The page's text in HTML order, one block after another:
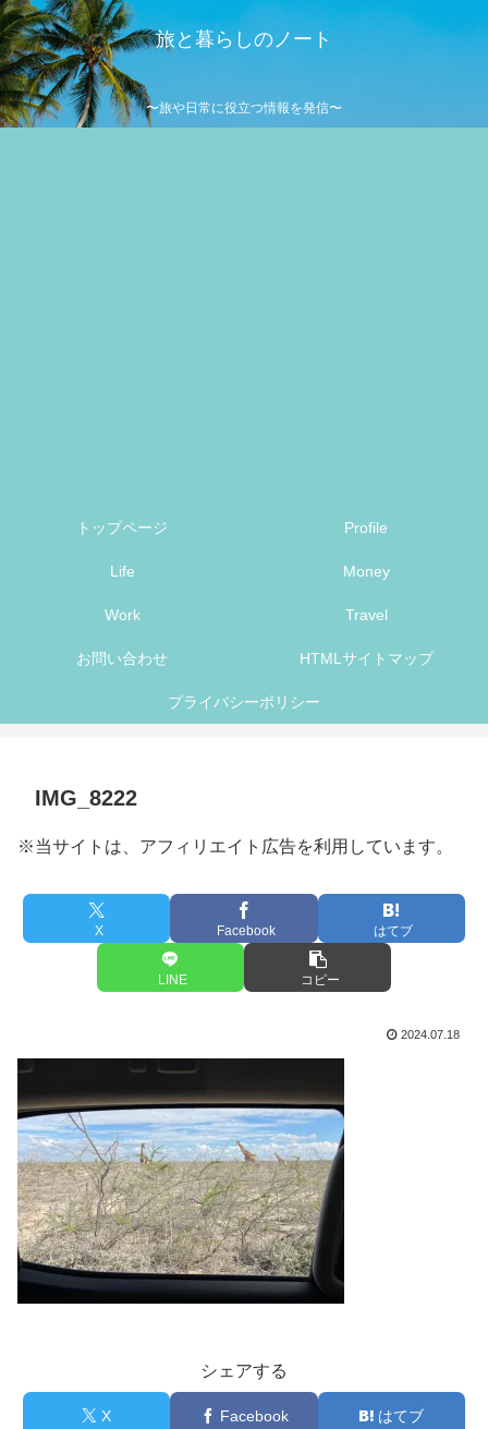
旅と暮らしのノート
〜旅や日常に役立つ情報を発信〜
トップページ Profile
Life Money
Work Travel
お問い合わせ HTMLサイトマップ
プライバシーポリシー
IMG_8222
※当サイトは、アフィリエイト広告を利用しています。
X Facebook はてブ
LINE コピー
2024.07.18
シェアする
X Facebook はてブ